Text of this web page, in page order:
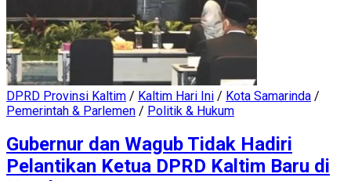
DPRD Provinsi Kaltim / Kaltim Hari Ini / Kota Samarinda /
Pemerintah & Parlemen / Politik & Hukum
Gubernur dan Wagub Tidak Hadiri
Pelantikan Ketua DPRD Kaltim Baru di